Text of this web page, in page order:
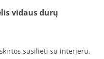
vidaus durų
susilieti su interjeru,